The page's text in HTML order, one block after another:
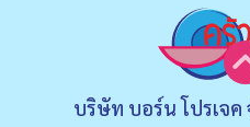
บริษัท บอร์น โปรเจ